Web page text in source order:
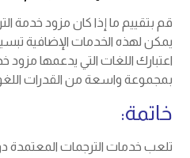
قم بتقييم ما إذا كان مزود خدمة
يمكن لهذه الخدمات الإضافية
اعتبارك اللغات التي يدعمها مزود
بمجموعة واسعة من القدرات
خاتمة:
تلعب خدمات الترجمات المعتمدة